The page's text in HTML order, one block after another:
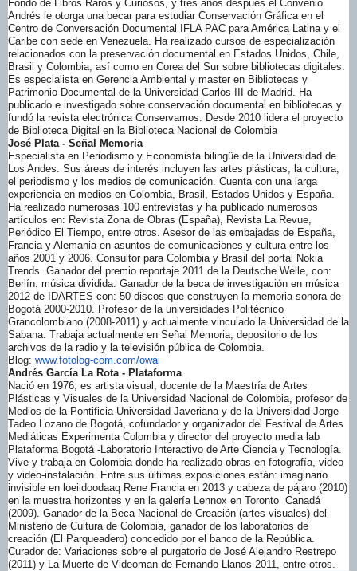
Fondo de Libros Raros y Curiosos, y tres años después el Convenio
Andrés le otorga una becar para estudiar Conservación Gráfica en el
Centro de Conversación Documental IFLA PAC para América Latina y el
Caribe con sede en Venezuela. Ha realizado cursos de especialización
relacionados con la preservación documental en Estados Unidos, Chile,
Brasil y Colombia, así como en Corea del Sur sobre bibliotecas digitales.
Es especialista en Gerencia Ambiental y master en Bibliotecas y
Patrimonio Documental de la Universidad Carlos III de Madrid. Ha
publicado e investigado sobre conservación documental en bibliotecas y
fundó la revista electrónica Conservamos. Desde 2010 lidera el proyecto
de Biblioteca Digital en la Biblioteca Nacional de Colombia
José Plata - Señal Memoria
Especialista en Periodismo y Economista bilingüe de la Universidad de
Los Andes. Sus áreas de interés incluyen las artes plásticas, la cultura,
el periodismo y los medios de comunicación. Cuenta con una larga
experiencia en medios en Colombia, Brasil, Estados Unidos y España.
Ha realizado numerosas 100 entrevistas y ha publicado numerosos
artículos en: Revista Zona de Obras (España), Revista La Revue,
Periódico El Tiempo, entre otros. Asesor de las embajadas de España,
Francia y Alemania en asuntos de comunicaciones y cultura entre los
años 2001 y 2006. Consultor para Colombia y Brasil del portal Nokia
Trends. Ganador del premio reportaje 2011 de la Deutsche Welle, con:
Berlín: música dividida. Ganador de la beca de investigación en música
2012 de IDARTES con: 50 discos que construyen la memoria sonora de
Bogotá 2000-2010. Profesor de la universidades Politécnico
Grancolombiano (2008-2011) y actualmente vinculado la Universidad de la
Sabana. Trabaja actualmente en Señal Memoria, depositorio de los
archivos de la radio y la televisión pública de Colombia.
Blog: www.fotolog-com.com/owai
Andrés García La Rota - Plataforma
Nació en 1976, es artista visual, docente de la Maestría de Artes
Plásticas y Visuales de la Universidad Nacional de Colombia, profesor de
Medios de la Pontificia Universidad Javeriana y de la Universidad Jorge
Tadeo Lozano de Bogotá, cofundador y organizador del Festival de Artes
Mediáticas Experimenta Colombia y director del proyecto media lab
Plataforma Bogotá -Laboratorio Interactivo de Arte Ciencia y Tecnología.
Vive y trabaja en Colombia donde ha realizado obras en fotografía, video
y video-instalación. Entre sus últimas exposiciones están: imaginario
invisible en loeildoodaaq Rene Francia en 2013 y cabeza de pájaro (2010)
en la muestra horizontes y en la galería Lennox en Toronto Canadá
(2009). Ganador de la Beca Nacional de Creación (artes visuales) del
Ministerio de Cultura de Colombia, ganador de los laboratorios de
creación (El Parqueadero) concedido por el banco de la República.
Curador de: Variaciones sobre el purgatorio de José Alejandro Restrepo
(2011) y La Muerte de Videoman de Fernando Llanos 2011, entre otros.